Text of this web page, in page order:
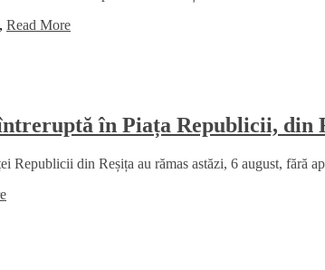
, Read More
în Piața Republicii, din
Republicii din Reșița au rămas astăzi, 6 august, fără